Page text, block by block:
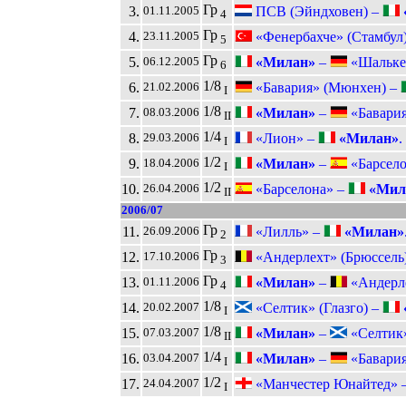
3. 01.11.2005 Гр 4 ПСВ (Эйндховен) –
4. 23.11.2005 Гр 5
«Фенербахче»
5. 06.12.2005 Гр 6 «Милан» –
6. 21.02.2006 1/8 I
«Бавария» (Мюнхен) –
7. 08.03.2006 1/8 II «Милан» –
8. 29.03.2006 1/4 I «Лион» – «Милан».
9. 18.04.2006 1/2 I «Милан» –
10. 26.04.2006 1/2 II «Барселона» –
2006/07
11. 26.09.2006 Гр 2 «Лилль» – «Милан»
12. 17.10.2006 Гр 3
«Андерлехт»
13. 01.11.2006 Гр 4 «Милан» –
14. 20.02.2007 1/8 I «Селтик» (Глазго) –
15. 07.03.2007 1/8 II «Милан» –
16. 03.04.2007 1/4 I «Милан» –
17. 24.04.2007 1/2 I
«Манчестер Юнайтед»